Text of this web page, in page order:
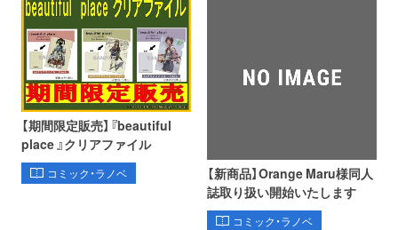
【期間限定販売】『beautiful
place 』クリアファイル
コミック・ラノベ
【新商品】Orange Maru様同人
誌取り扱い開始いたします
コミック・ラノベ